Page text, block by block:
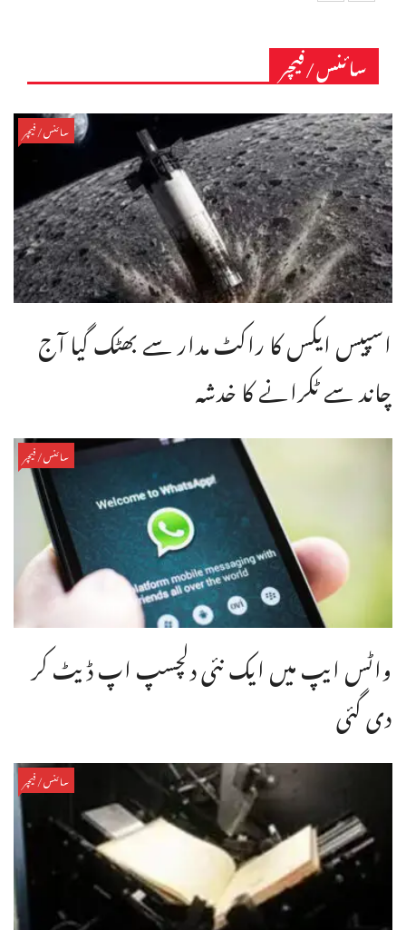
سائنس/فیچر
سائنس/فیچر
اسپیس ایکس کا راکٹ مدار سے بھٹک گیا آج
چاند سے ٹکرانے کا خدشہ
سائنس/فیچر
واٹس ایپ میں ایک نئی دلچسپ اپ ڈیٹ کر
دی گئی
سائنس/فیچر